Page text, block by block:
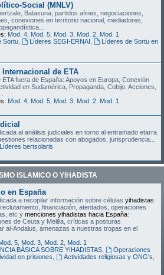
Social (MNLV)
Batasuna, partidos afines, negociaciones,
conexiones en territorio nacional, mediadores,
Mod. 4 Mod. 5 Mod. 3 Mod. 2 Mod. 1
Sortu, Líderes SEGI-ERNAI
Líderes de Sortu en
de ETA
ETA fuera de España: Apoyos en Europa, Conexión
en Sudamérica, Propaganda, Cobijo, Acciones,
Mod. 4 Mod. 5 Mod. 3 Mod. 2 Mod. 1
al análisis judiciales en torno al entramado etarra
relacionadas con abogados, jurisprudencia...
Líderes bertsolaris
ISLAMICO O YIHADISTA
en España
a recopilar información sobre células yihadistas
financiación, atentados, operaciones
etc y menciones yihadistas hacia España:
de Ceuta y Melilla, críticas a posturas
al-Andalus, amenazas a nuestras tropas en el
5 Mod. 3 Mod. 2 Mod. 1
BÁSICA SOBRE YIHADISTAS,
Operaciones
en prisiones
Actividades religiosas y ONG's